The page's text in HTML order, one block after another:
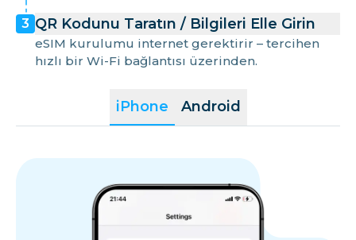
iPhone Android
3 QR Kodunu Taratın / Bilgileri Elle Girin
eSIM kurulumu internet gerektirir – tercihen
hızlı bir Wi-Fi bağlantısı üzerinden.